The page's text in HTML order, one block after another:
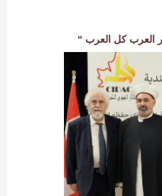
العرب كل العرب “